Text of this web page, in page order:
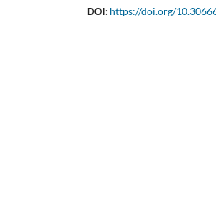
DOI: https://doi.org/